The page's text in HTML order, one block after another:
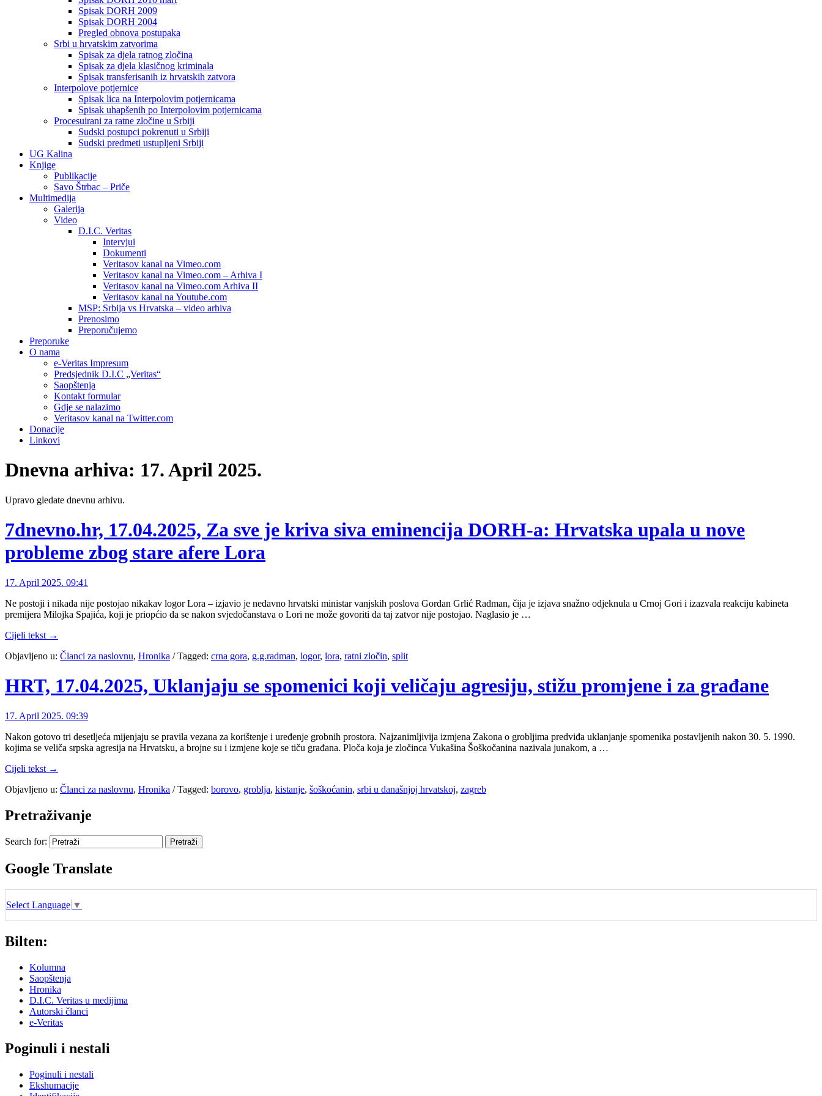
Spisak DORH 2009
Spisak DORH 2004
Pregled obnova postupaka
Srbi u hrvatskim zatvorima
Spisak za djela ratnog zločina
Spisak za djela klasičnog kriminala
Spisak transferisanih iz hrvatskih zatvora
Interpolove potjernice
Spisak lica na Interpolovim potjernicama
Spisak uhapšenih po Interpolovim potjernicama
Procesuirani za ratne zločine u Srbiji
Sudski postupci pokrenuti u Srbiji
Sudski predmeti ustupljeni Srbiji
UG Kalina
Knjige
Publikacije
Savo Štrbac – Priče
Multimedija
Galerija
Video
D.I.C. Veritas
Intervjui
Dokumenti
Veritasov kanal na Vimeo.com
Veritasov kanal na Vimeo.com – Arhiva I
Veritasov kanal na Vimeo.com Arhiva II
Veritasov kanal na Youtube.com
MSP: Srbija vs Hrvatska – video arhiva
Prenosimo
Preporučujemo
Preporuke
O nama
e-Veritas Impresum
Predsjednik D.I.C „Veritas“
Saopštenja
Kontakt formular
Gdje se nalazimo
Veritasov kanal na Twitter.com
Donacije
Linkovi
Dnevna arhiva: 17. April 2025.
Upravo gledate dnevnu arhivu.
7dnevno.hr, 17.04.2025, Za sve je kriva siva eminencija DORH-a: Hrvatska upala u nove
probleme zbog stare afere Lora
17. April 2025. 09:41
Ne postoji i nikada nije postojao nikakav logor Lora – izjavio je nedavno hrvatski ministar vanjskih poslova Gordan Grlić Radman, čija je izjava snažno odjeknula u Crnoj Gori i izazvala reakciju kabineta
premijera Milojka Spajića, koji je priopćio da se nakon svjedočanstava o Lori ne može govoriti da taj zatvor nije postojao. Naglasio je …
Cijeli tekst →
Objavljeno u: Članci za naslovnu, Hronika /Tagged: crna gora, g.g.radman, logor, lora, ratni zločin, split
HRT, 17.04.2025, Uklanjaju se spomenici koji veličaju agresiju, stižu promjene i za građane
17. April 2025. 09:39
Nakon gotovo tri desetljeća mijenjaju se pravila vezana za korištenje i uređenje grobnih prostora. Najzanimljivija izmjena Zakona o grobljima predviđa uklanjanje spomenika postavljenih nakon 30. 5. 1990.
kojima se veliča srpska agresija na Hrvatsku, a brojne su i izmjene koje se tiču građana. Ploča koja je zločinca Vukašina Šoškočanina nazivala junakom, a …
Cijeli tekst →
Objavljeno u: Članci za naslovnu, Hronika /Tagged: borovo, groblja, kistanje, šoškoćanin, srbi u današnjoj hrvatskoj, zagreb
Pretraživanje
Search for:
Google Translate
Select Language ▼
Bilten:
Kolumna
Saopštenja
Hronika
D.I.C. Veritas u medijima
Autorski članci
e-Veritas
Poginuli i nestali
Poginuli i nestali
Ekshumacije